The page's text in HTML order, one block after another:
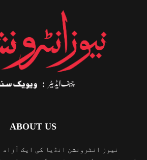
ABOUT US
نیوز انٹرونشن انڈیا کی ایک